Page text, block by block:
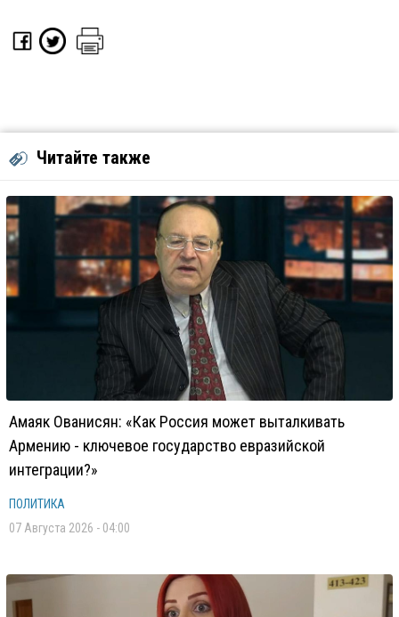
Читайте также
Амаяк Ованисян: «Как Россия может выталкивать
Армению - ключевое государство евразийской
интеграции?»
ПОЛИТИКА
07 Августа 2026 - 04:00